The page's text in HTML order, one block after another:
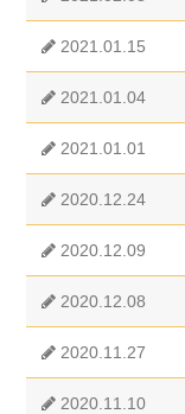
2021.01.15
2021.01.04
2021.01.01
2020.12.24
2020.12.09
2020.12.08
2020.11.27
2020.11.10